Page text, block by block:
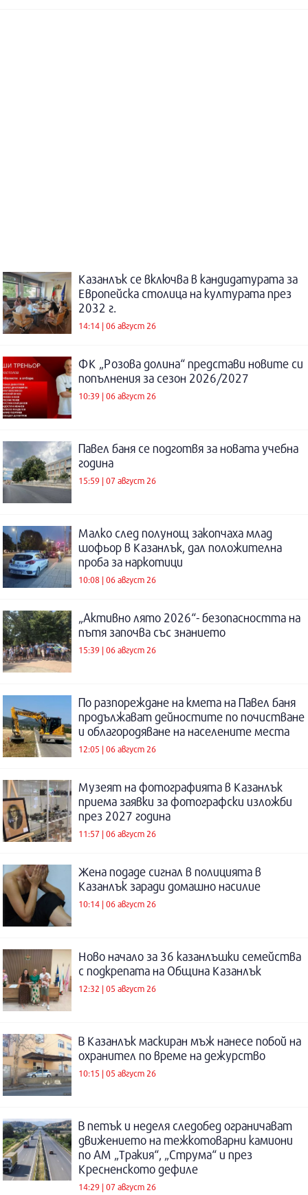
Казанлък се включва в кандидатурата за
Европейска столица на културата през
2032 г.
14:14 | 06 август 26
ФК „Розова долина“ представи новите си
попълнения за сезон 2026/2027
10:39 | 06 август 26
Павел баня се подготвя за новата учебна
година
15:59 | 07 август 26
Малко след полунощ закопчаха млад
шофьор в Казанлък, дал положителна
проба за наркотици
10:08 | 06 август 26
„Активно лято 2026“- безопасността на
пътя започва със знанието
15:39 | 06 август 26
По разпореждане на кмета на Павел баня
продължават дейностите по почистване
и облагородяване на населените места
12:05 | 06 август 26
Музеят на фотографията в Казанлък
приема заявки за фотографски изложби
през 2027 година
11:57 | 06 август 26
Жена подаде сигнал в полицията в
Казанлък заради домашно насилие
10:14 | 06 август 26
Ново начало за 36 казанлъшки семейства
с подкрепата на Община Казанлък
12:32 | 05 август 26
В Казанлък маскиран мъж нанесе побой на
охранител по време на дежурство
10:15 | 05 август 26
В петък и неделя следобед ограничават
движението на тежкотоварни камиони
по АМ „Тракия“, „Струма“ и през
Кресненското дефиле
14:29 | 07 август 26